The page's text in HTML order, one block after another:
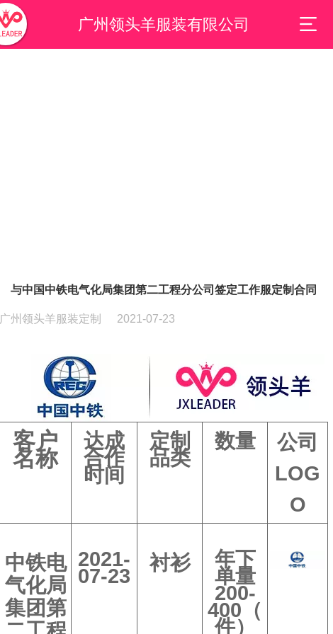
广州领头羊服装有限公司
与中国中铁电气化局集团第二工程分公司签定工作服定制合同
广州领头羊服装定制 2021-07-23
客户
名称
达成
合作
时间
定制
品类
数量
公司
LOG
O
中铁电
气化局
集团第
2021-
07-23
衬衫 年下
单量
200-
400（
件）